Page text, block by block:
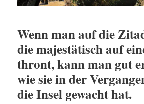
Wenn man auf die
die majestätisch auf
thront, kann man gut
wie sie in der
die Insel gewacht hat.